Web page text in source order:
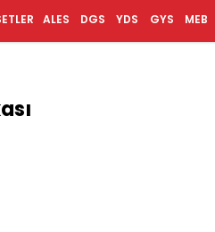
MEB
GYS
YDS
DGS
ALES